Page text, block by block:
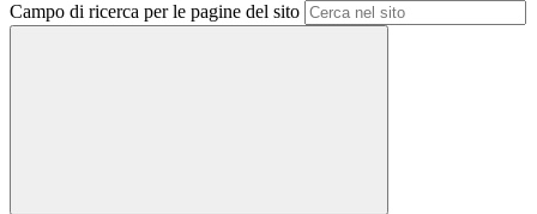
Campo di ricerca per le pagine del sito